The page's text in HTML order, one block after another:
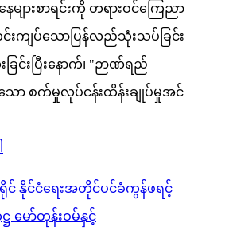
များစာရင်းကို တရားဝင်ကြေညာ
ကျပ်သောပြန်လည်သုံးသပ်ခြင်း
ြင်းပြီးနောက်၊ "ဉာဏ်ရည်
ာ စက်မှုလုပ်ငန်းထိန်းချုပ်မှုအင်